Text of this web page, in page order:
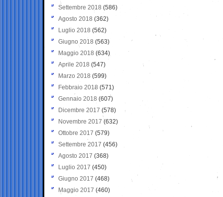
Settembre 2018 (586)
Agosto 2018 (362)
Luglio 2018 (562)
Giugno 2018 (563)
Maggio 2018 (634)
Aprile 2018 (547)
Marzo 2018 (599)
Febbraio 2018 (571)
Gennaio 2018 (607)
Dicembre 2017 (578)
Novembre 2017 (632)
Ottobre 2017 (579)
Settembre 2017 (456)
Agosto 2017 (368)
Luglio 2017 (450)
Giugno 2017 (468)
Maggio 2017 (460)